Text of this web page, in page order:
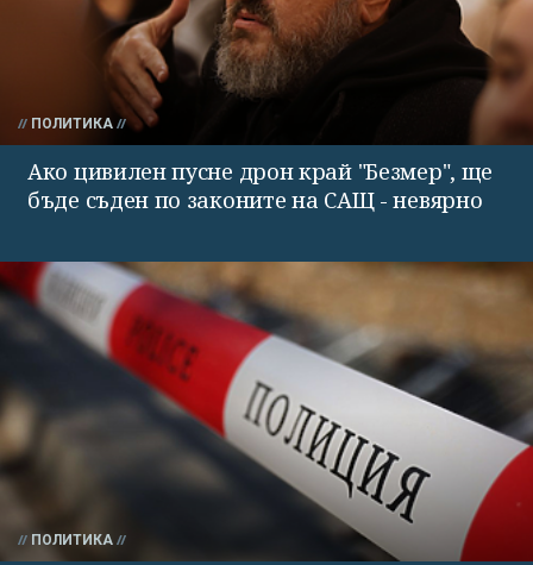
ПОЛИТИКА
Ако цивилен пусне дрон край "Безмер", ще
бъде съден по законите на САЩ - невярно
ПОЛИТИКА